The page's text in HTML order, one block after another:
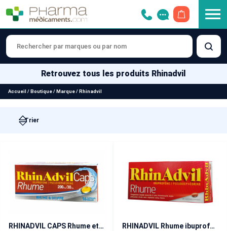
Retrouvez tous les produits Rhinadvil
Accueil / Boutique/ Marque/ Rhinadvil
RHINADVIL CAPS Rhume et Grippe 16 capsules molles RHINADVIL Rhume ibuprofène / pseudoéphédrine 20 comprimés